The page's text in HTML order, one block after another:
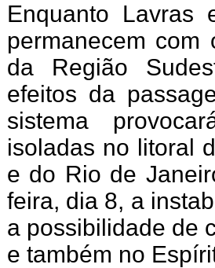
Enquanto Lavras
permanecem com
da Região
efeitos da
sistema
isoladas no litoral
e do Rio de
feira, dia 8, a
a possibilidade de
e também no